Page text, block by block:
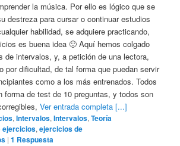
la música. Por ello es lógico que se
destreza para cursar o continuar estudios
habilidad, se adquiere practicando,
es buena idea 🙂 Aquí hemos colgado
de intervalos, y, a petición de una lectora,
por dificultad, de tal forma que puedan servir
como a los más entrenados. Todos
forma de test de 10 preguntas, y todos son
Ver entrada completa [...]
,Intervalos,Intervalos,Teoría
ejercicios,ejercicios de
|1 Respuesta